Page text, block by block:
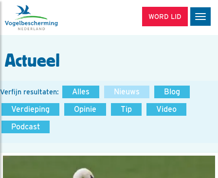
WORD LID
Actueel
Verfijn resultaten: Alles Nieuws
Blog
Verdieping
Opinie Tip
Video
Podcast